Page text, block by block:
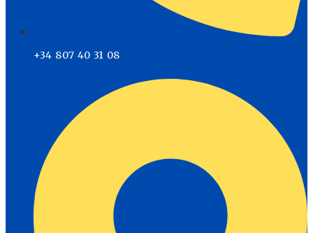
+34 807 40 31 08